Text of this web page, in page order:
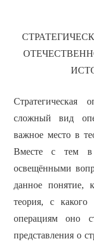
сложный вид
важное место в
Вместе с тем в
освещёнными
данное понятие,
теория, с
операциям оно
представления о